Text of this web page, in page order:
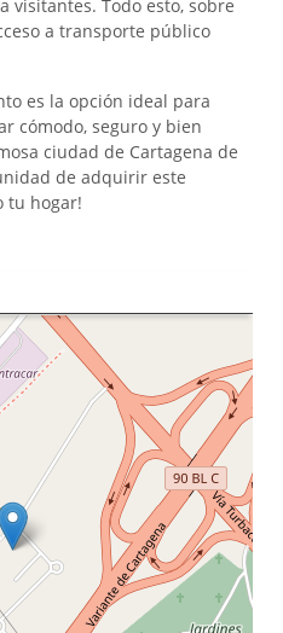
visitantes. Todo esto, sobre
a transporte público
es la opción ideal para
cómodo, seguro y bien
ciudad de Cartagena de
de adquirir este
tu hogar!